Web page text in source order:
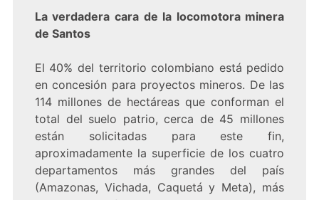
La verdadera cara de la locomotora minera
de Santos
El 40% del territorio colombiano está pedido
en concesión para proyectos mineros. De las
114 millones de hectáreas que conforman el
total del suelo patrio, cerca de 45 millones
están solicitadas para este fin,
aproximadamente la superficie de los cuatro
departamentos más grandes del país
(Amazonas, Vichada, Caquetá y Meta), más